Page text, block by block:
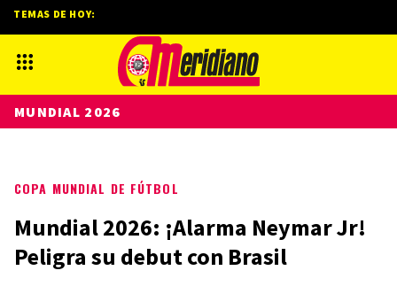
COPA MUNDIAL DE FÚTBOL
Mundial 2026: ¡Alarma Neymar Jr!
Peligra su debut con Brasil
TEMAS DE HOY:
MUNDIAL 2026